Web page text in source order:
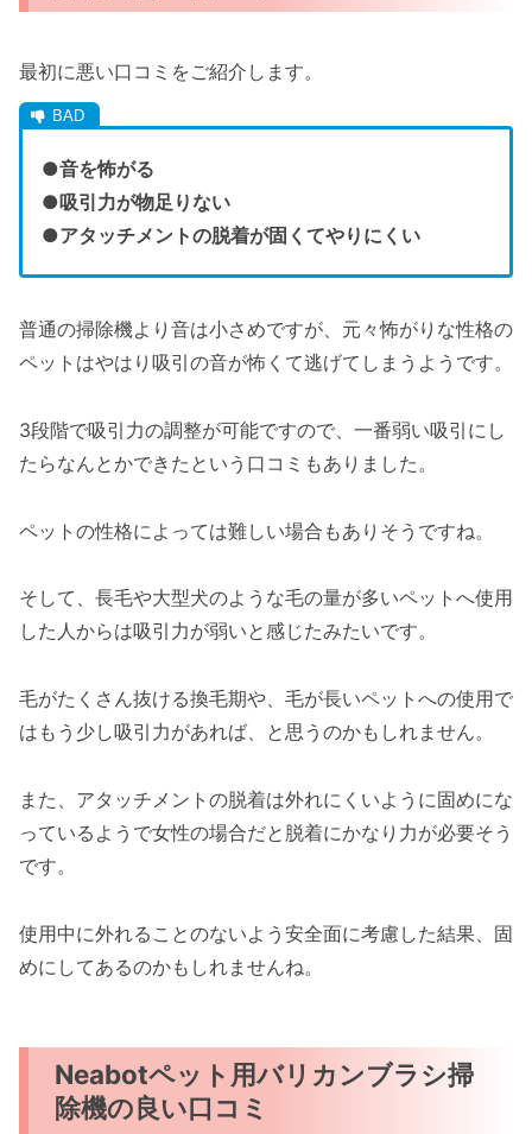
最初に悪い口コミをご紹介します。
●音を怖がる
●吸引力が物足りない
●アタッチメントの脱着が固くてやりにくい
普通の掃除機より音は小さめですが、元々怖がりな性格の
ペットはやはり吸引の音が怖くて逃げてしまうようです。
3段階で吸引力の調整が可能ですので、一番弱い吸引にし
たらなんとかできたという口コミもありました。
ペットの性格によっては難しい場合もありそうですね。
そして、長毛や大型犬のような毛の量が多いペットへ使用
した人からは吸引力が弱いと感じたみたいです。
毛がたくさん抜ける換毛期や、毛が長いペットへの使用で
はもう少し吸引力があれば、と思うのかもしれません。
また、アタッチメントの脱着は外れにくいように固めにな
っているようで女性の場合だと脱着にかなり力が必要そう
です。
使用中に外れることのないよう安全面に考慮した結果、固
めにしてあるのかもしれませんね。
Neabotペット用バリカンブラシ掃
除機の良い口コミ